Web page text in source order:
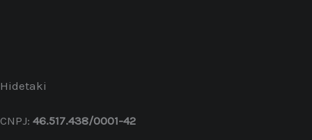
Hidetaki
CNPJ: 46.517.438/0001-42